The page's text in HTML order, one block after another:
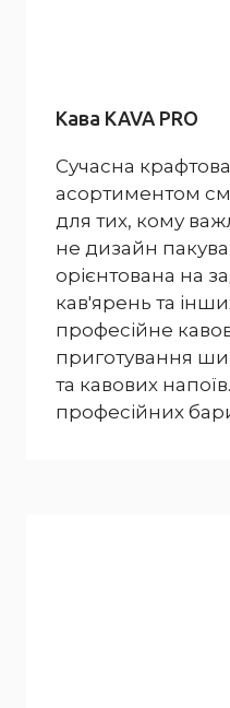
Кава KAVA PRO
Сучасна
асортиментом
для тих, кому
не дизайн
орієнтована на
кав'ярень та
професійне
приготування
та кавових
професійних